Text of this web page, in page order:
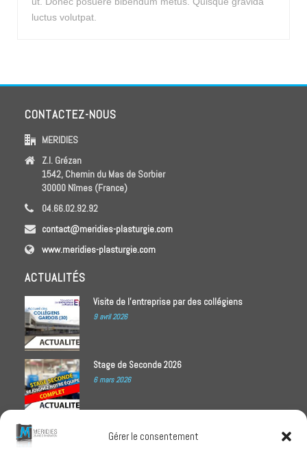
Gérer le consentement
luctus volutpat.
CONTACTEZ-NOUS
MERIDIES
Z.I. Grézan
1542, Chemin du Mas de Sorbier
30000 Nîmes (France)
04.66.02.92.92
contact@meridies-plasturgie.com
www.meridies-plasturgie.com
ACTUALITÉS
Visite de l’entreprise par des collégiens
9 avril 2026
Stage de Seconde 2026
6 mars 2026
1 octobre 2025